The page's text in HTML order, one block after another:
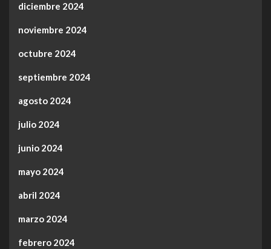
diciembre 2024
noviembre 2024
octubre 2024
septiembre 2024
agosto 2024
julio 2024
junio 2024
mayo 2024
abril 2024
marzo 2024
febrero 2024